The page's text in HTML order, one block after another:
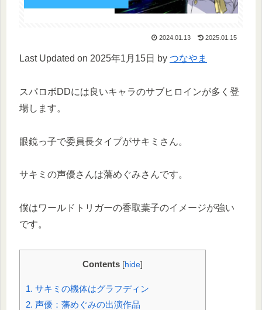
2024.01.13 2025.01.15
Last Updated on 2025年1月15日 by つなやま
スパロボDDには良いキャラのサブヒロインが多く登
場します。
眼鏡っ子で委員長タイプがサキミさん。
サキミの声優さんは藩めぐみさんです。
僕はワールドトリガーの香取葉子のイメージが強い
です。
Contents [hide]
1. サキミの機体はグラフディン
2. 声優：藩めぐみの出演作品